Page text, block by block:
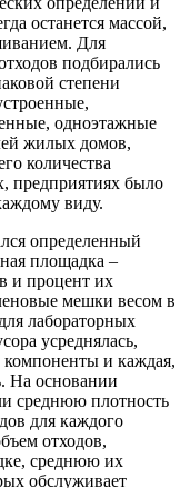
останется массой,
Для
подбирались
степени
одноэтажные
жилых домов,
количества
предприятиях было
виду.
определенный
площадка –
и процент их
мешки весом в
лабораторных
усреднялась,
компоненты и каждая,
На основании
среднюю плотность
для каждого
отходов,
среднюю их
обслуживает